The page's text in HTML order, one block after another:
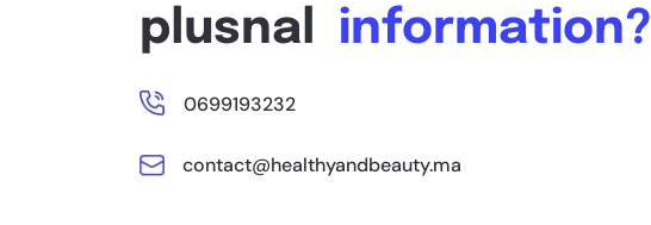
plusnal
information?
0699193232
contact@healthyandbeauty.ma